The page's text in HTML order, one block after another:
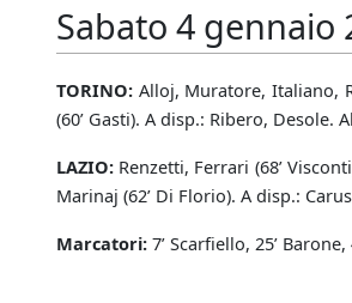
Sabato 4 gennaio
TORINO: Alloj, Muratore, Italiano,
(60’ Gasti). A disp.: Ribero, Desole.
LAZIO: Renzetti, Ferrari (68’
Marinaj (62’ Di Florio). A disp.:
Marcatori: 7’ Scarfiello, 25’ Barone,